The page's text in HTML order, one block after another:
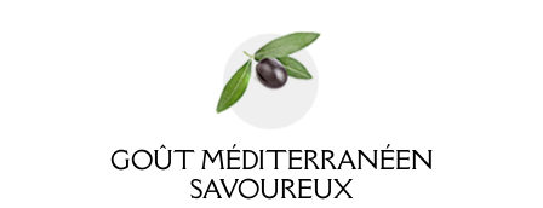
GOÛT MÉDITERRANÉEN
SAVOUREUX